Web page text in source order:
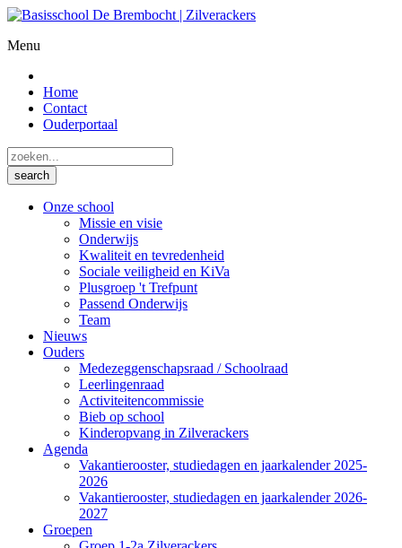
Menu
Home
Contact
Ouderportaal
Onze school
Missie en visie
Onderwijs
Kwaliteit en tevredenheid
Sociale veiligheid en KiVa
Plusgroep 't Trefpunt
Passend Onderwijs
Team
Nieuws
Ouders
Medezeggenschapsraad / Schoolraad
Leerlingenraad
Activiteitencommissie
Bieb op school
Kinderopvang in Zilverackers
Agenda
Vakantierooster, studiedagen en jaarkalender 2025-
2026
Vakantierooster, studiedagen en jaarkalender 2026-
2027
Groepen